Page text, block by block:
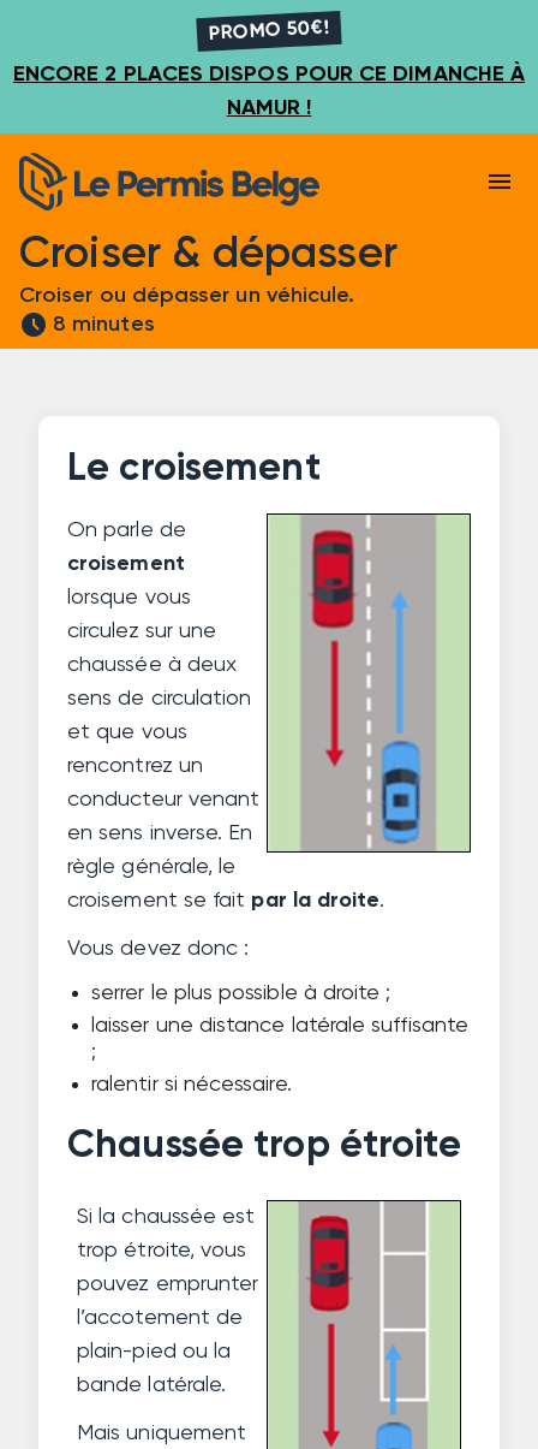
PROMO 50€!
ENCORE 2 PLACES DISPOS POUR CE DIMANCHE À
NAMUR !
menu
Croiser & dépasser
Croiser ou dépasser un véhicule.
schedule 8 minutes
Le croisement
On parle de
croisement
lorsque vous
circulez sur une
chaussée à deux
sens de circulation
et que vous
rencontrez un
conducteur venant
en sens inverse. En
règle générale, le
croisement se fait par la droite.
Vous devez donc :
serrer le plus possible à droite ;
laisser une distance latérale suffisante
;
ralentir si nécessaire.
Chaussée trop étroite
Si la chaussée est
trop étroite, vous
pouvez emprunter
l’accotement de
plain-pied ou la
bande latérale.
Mais uniquement